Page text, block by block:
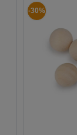
-30%